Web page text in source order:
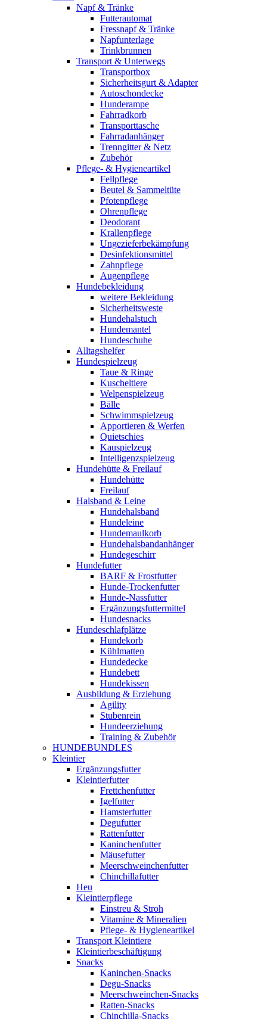
Napf & Tränke
Futterautomat
Fressnapf & Tränke
Napfunterlage
Trinkbrunnen
Transport & Unterwegs
Transportbox
Sicherheitsgurt & Adapter
Autoschondecke
Hunderampe
Fahrradkorb
Transporttasche
Fahrradanhänger
Trenngitter & Netz
Zubehör
Pflege- & Hygieneartikel
Fellpflege
Beutel & Sammeltüte
Pfotenpflege
Ohrenpflege
Deodorant
Krallenpflege
Ungezieferbekämpfung
Desinfektionsmittel
Zahnpflege
Augenpflege
Hundebekleidung
weitere Bekleidung
Sicherheitsweste
Hundehalstuch
Hundemantel
Hundeschuhe
Alltagshelfer
Hundespielzeug
Taue & Ringe
Kuscheltiere
Welpenspielzeug
Bälle
Schwimmspielzeug
Apportieren & Werfen
Quietschies
Kauspielzeug
Intelligenzspielzeug
Hundehütte & Freilauf
Hundehütte
Freilauf
Halsband & Leine
Hundehalsband
Hundeleine
Hundemaulkorb
Hundehalsbandanhänger
Hundegeschirr
Hundefutter
BARF & Frostfutter
Hunde-Trockenfutter
Hunde-Nassfutter
Ergänzungsfuttermittel
Hundesnacks
Hundeschlafplätze
Hundekorb
Kühlmatten
Hundedecke
Hundebett
Hundekissen
Ausbildung & Erziehung
Agility
Stubenrein
Hundeerziehung
Training & Zubehör
HUNDEBUNDLES
Kleintier
Ergänzungsfutter
Kleintierfutter
Frettchenfutter
Igelfutter
Hamsterfutter
Degufutter
Rattenfutter
Kaninchenfutter
Mäusefutter
Meerschweinchenfutter
Chinchillafutter
Heu
Kleintierpflege
Einstreu & Stroh
Vitamine & Mineralien
Pflege- & Hygieneartikel
Transport Kleintiere
Kleintierbeschäftigung
Snacks
Kaninchen-Snacks
Degu-Snacks
Meerschweinchen-Snacks
Ratten-Snacks
Chinchilla-Snacks